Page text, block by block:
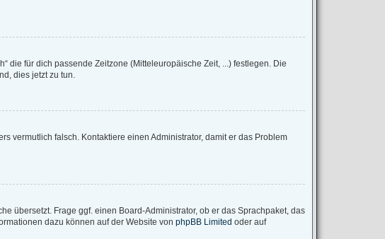
die für dich passende Zeitzone (Mitteleuropäische Zeit, ...) festlegen. Die
dies jetzt zu tun.
vermutlich falsch. Kontaktiere einen Administrator, damit er das Problem
übersetzt. Frage ggf. einen Board-Administrator, ob er das Sprachpaket, das
dazu können auf der Website von phpBB Limited oder auf